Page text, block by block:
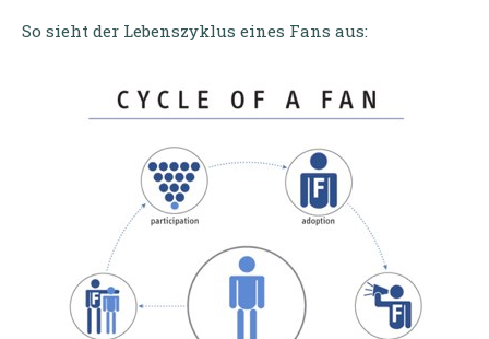
So sieht der Lebenszyklus eines Fans aus: